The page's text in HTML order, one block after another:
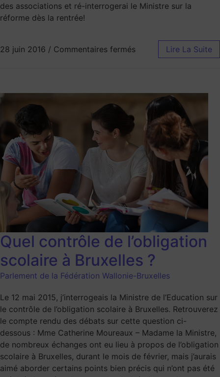
des associations et ré-interrogerai le Ministre sur la
réforme dès la rentrée!
28 juin 2016 / Commentaires fermés Lire La Suite
Quel contrôle de l’obligation
scolaire à Bruxelles ?
Parlement de la Fédération Wallonie-Bruxelles
Le 12 mai 2015, j’interrogeais la Ministre de l’Education sur
le contrôle de l’obligation scolaire à Bruxelles. Retrouverez
le compte rendu des débats sur cette question ci-
dessous : Mme Catherine Moureaux – Madame la Ministre,
de nombreux échanges ont eu lieu à propos de l’obligation
scolaire à Bruxelles, durant le mois de février, mais j’aurais
aimé aborder certains points bien précis qui n’ont pas été